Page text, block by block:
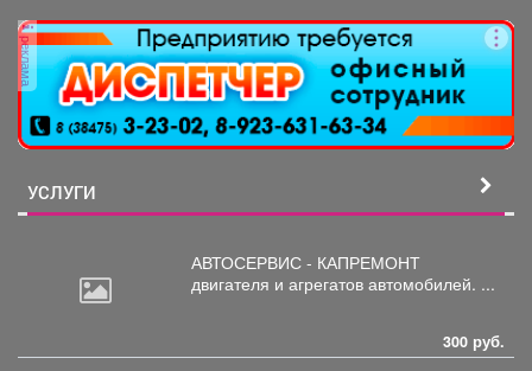
реклама
УСЛУГИ
АВТОСЕРВИС - КАПРЕМОНТ
двигателя и агрегатов автомобилей. ...
300 руб.